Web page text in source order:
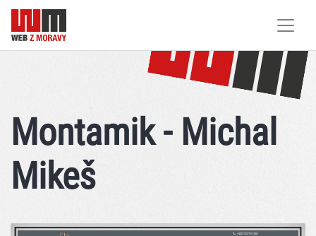
Montamik - Michal
Mikeš